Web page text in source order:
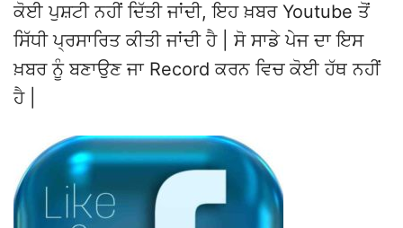
ਕੋਈ ਪੁਸ਼ਟੀ ਨਹੀਂ ਦਿੱਤੀ ਜਾਂਦੀ, ਇਹ ਖ਼ਬਰ Youtube ਤੋਂ
ਸਿੱਧੀ ਪ੍ਰਸਾਰਿਤ ਕੀਤੀ ਜਾਂਦੀ ਹੈ | ਸੋ ਸਾਡੇ ਪੇਜ ਦਾ ਇਸ
ਖ਼ਬਰ ਨੂੰ ਬਣਾਉਣ ਜਾ Record ਕਰਨ ਵਿਚ ਕੋਈ ਹੱਥ ਨਹੀਂ
ਹੈ |